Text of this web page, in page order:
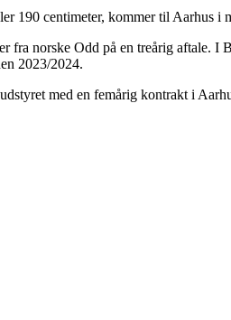
190 centimeter, kommer til Aarhus
fra norske Odd på en treårig aftale.
2023/2024.
med en femårig kontrakt i